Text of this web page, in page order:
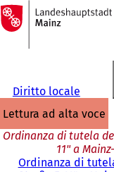
Vai al contenuto
Alla
pagina
iniziale
Diritto locale
lettura ad alta voce
Ordinanza di tutela
11" a
Ordinanza di